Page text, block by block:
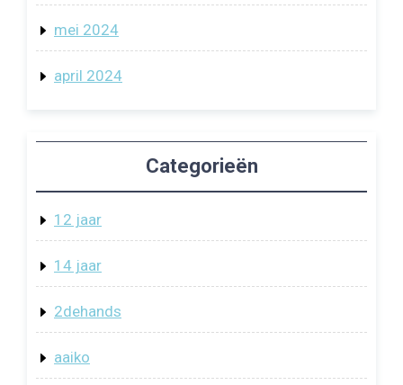
mei 2024
april 2024
Categorieën
12 jaar
14 jaar
2dehands
aaiko